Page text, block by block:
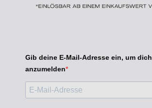
Gib deine E-Mail-Adresse ein, um dich
anzumelden